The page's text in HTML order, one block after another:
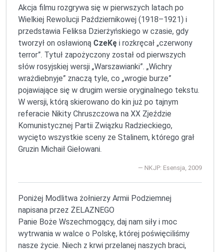
Akcja filmu rozgrywa się w pierwszych latach po
Wielkiej Rewolucji Październikowej (1918–1921) i
przedstawia Feliksa Dzierżyńskiego w czasie, gdy
tworzył on osławioną CzeKę i rozkręcał „czerwony
terror”. Tytuł zapożyczony został od pierwszych
słów rosyjskiej wersji „Warszawianki”. „Wichry
wrażdiebnyje” znaczą tyle, co „wrogie burze”
pojawiające się w drugim wersie oryginalnego tekstu.
W wersji, którą skierowano do kin już po tajnym
referacie Nikity Chruszczowa na XX Zjeździe
Komunistycznej Partii Związku Radzieckiego,
wycięto wszystkie sceny ze Stalinem, którego grał
Gruzin Michaił Giełowani.
NKJP: Esensja, 2009
Poniżej Modlitwa żołnierzy Armii Podziemnej
napisana przez ŻELAZNEGO
Panie Boże Wszechmogący, daj nam siły i moc
wytrwania w walce o Polskę, której poświęciliśmy
nasze życie. Niech z krwi przelanej naszych braci,